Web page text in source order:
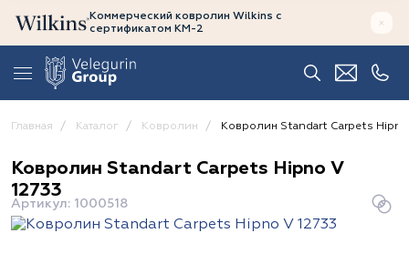
Коммерческий ковролин Wilkins с
сертификатом КМ-2
Главная Каталог Ковролин Ковролин Standart Carpets Hipno
Ковролин Standart Carpets Hipno V
12733
Артикул: 1000518